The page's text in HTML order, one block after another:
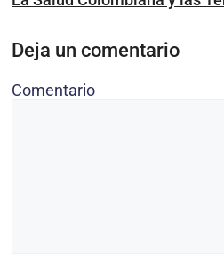
Deja un comentario
Comentario